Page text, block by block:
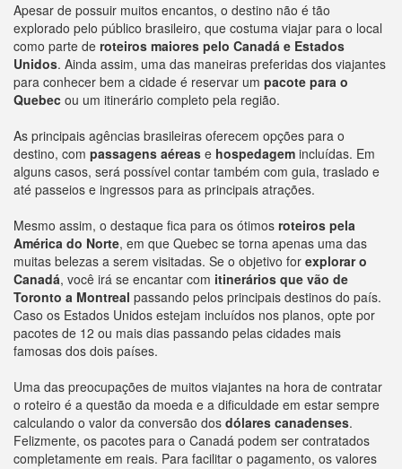
Apesar de possuir muitos encantos, o destino não é tão
explorado pelo público brasileiro, que costuma viajar para o local
como parte de roteiros maiores pelo Canadá e Estados
Unidos. Ainda assim, uma das maneiras preferidas dos viajantes
para conhecer bem a cidade é reservar um pacote para o
Quebec ou um itinerário completo pela região.
As principais agências brasileiras oferecem opções para o
destino, com passagens aéreas e hospedagem incluídas. Em
alguns casos, será possível contar também com guia, traslado e
até passeios e ingressos para as principais atrações.
Mesmo assim, o destaque fica para os ótimos roteiros pela
América do Norte, em que Quebec se torna apenas uma das
muitas belezas a serem visitadas. Se o objetivo for explorar o
Canadá, você irá se encantar com itinerários que vão de
Toronto a Montreal passando pelos principais destinos do país.
Caso os Estados Unidos estejam incluídos nos planos, opte por
pacotes de 12 ou mais dias passando pelas cidades mais
famosas dos dois países.
Uma das preocupações de muitos viajantes na hora de contratar
o roteiro é a questão da moeda e a dificuldade em estar sempre
calculando o valor da conversão dos dólares canadenses.
Felizmente, os pacotes para o Canadá podem ser contratados
completamente em reais. Para facilitar o pagamento, os valores